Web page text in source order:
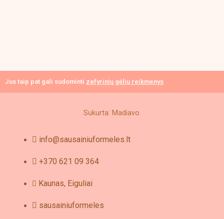
Jus taip pat gali sudominti zefyrinių gėlių reikmenys
Sukurta: Madiavo.
info@sausainiuformeles.lt
+370 621 09 364
Kaunas, Eiguliai
sausainiuformeles